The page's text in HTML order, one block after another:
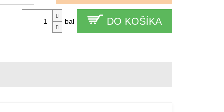
bal DO KOŠÍKA